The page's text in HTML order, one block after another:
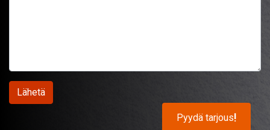
Pyydä tarjous!